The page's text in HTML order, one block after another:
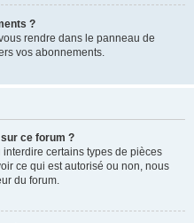
?
rendre dans le panneau de
vos abonnements.
ce forum ?
certains types de pièces
ce qui est autorisé ou non, nous
du forum.